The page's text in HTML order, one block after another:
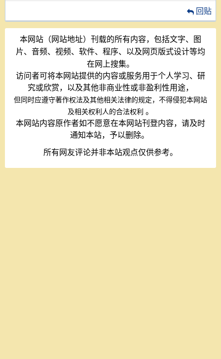
回贴
本网站（网站地址）刊载的所有内容，包括文字、图
片、音频、视频、软件、程序、以及网页版式设计等均
在网上搜集。
访问者可将本网站提供的内容或服务用于个人学习、研
究或欣赏，以及其他非商业性或非盈利性用途，
但同时应遵守著作权法及其他相关法律的规定，不得侵犯本网站
及相关权利人的合法权利 。
本网站内容原作者如不愿意在本网站刊登内容，请及时
通知本站，予以删除。
所有网友评论并非本站观点仅供参考。